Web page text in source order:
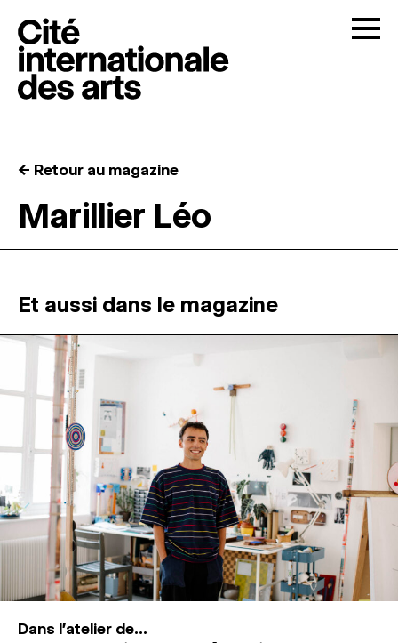
RÉSIDENCES ↓
ATELIERS OUVERTS
PROGRAMMATION
MAGAZINE
ESPACES DE PRATIQUE ARTISTIQUE ↓
Recherche
Connexion
← Retour au magazine
Marillier Léo
Et aussi dans le magazine
Dans l'atelier de...